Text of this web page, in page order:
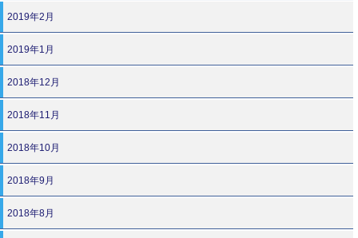
2019年2月
2019年1月
2018年12月
2018年11月
2018年10月
2018年9月
2018年8月